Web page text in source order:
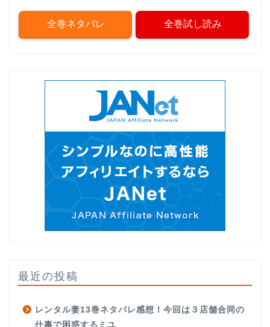
全巻ネタバレ 全巻試し読み
最近の投稿
レンタル妻13巻ネタバレ感想！今回は３店舗合同の
仕事で困惑するミユ